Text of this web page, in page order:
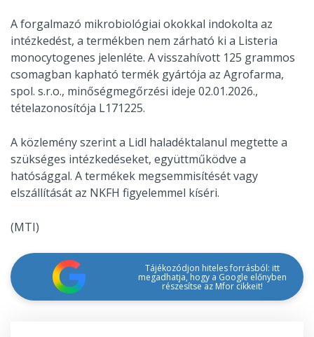
A forgalmazó mikrobiológiai okokkal indokolta az
intézkedést, a termékben nem zárható ki a Listeria
monocytogenes jelenléte. A visszahívott 125 grammos
csomagban kapható termék gyártója az Agrofarma,
spol. s.r.o., minőségmegőrzési ideje 02.01.2026.,
tételazonosítója L171225.
A közlemény szerint a Lidl haladéktalanul megtette a
szükséges intézkedéseket, együttműködve a
hatósággal. A termékek megsemmisítését vagy
elszállítását az NKFH figyelemmel kíséri.
(MTI)
Tájékozódjon hiteles forrásból: itt
megadhatja, hogy a Google előnyben
részesítse az Mfor cikkeit!